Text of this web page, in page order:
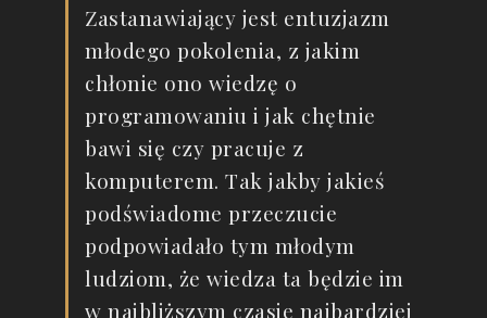
Zastanawiający jest entuzjazm
młodego pokolenia, z jakim
chłonie ono wiedzę o
programowaniu i jak chętnie
bawi się czy pracuje z
komputerem. Tak jakby jakieś
podświadome przeczucie
podpowiadało tym młodym
ludziom, że wiedza ta będzie im
w najbliższym czasie najbardziej